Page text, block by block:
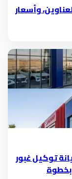
وأسعار
توكيل غبور